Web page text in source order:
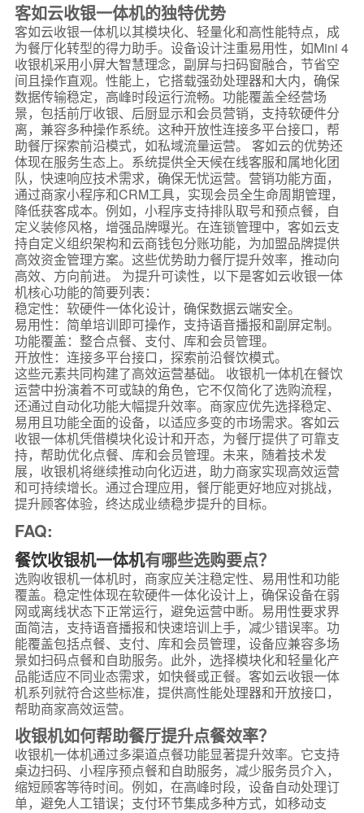
客如云收银一体机的独特优势
客如云收银一体机以其模块化、轻量化和高性能特点，成
为餐厅化转型的得力助手。设备设计注重易用性，如Mini 4
收银机采用小屏大智慧理念，副屏与扫码窗融合，节省空
间且操作直观。性能上，它搭载强劲处理器和大内，确保
数据传输稳定，高峰时段运行流畅。功能覆盖全经营场
景，包括前厅收银、后厨显示和会员营销，支持软硬件分
离，兼容多种操作系统。这种开放性连接多平台接口，帮
助餐厅探索前沿模式，如私域流量运营。 客如云的优势还
体现在服务生态上。系统提供全天候在线客服和属地化团
队，快速响应技术需求，确保无忧运营。营销功能方面，
通过商家小程序和CRM工具，实现会员全生命周期管理，
降低获客成本。例如，小程序支持排队取号和预点餐，自
定义装修风格，增强品牌曝光。在连锁管理中，客如云支
持自定义组织架构和云商钱包分账功能，为加盟品牌提供
高效资金管理方案。这些优势助力餐厅提升效率，推动向
高效、方向前进。 为提升可读性，以下是客如云收银一体
机核心功能的简要列表：
稳定性：软硬件一体化设计，确保数据云端安全。
易用性：简单培训即可操作，支持语音播报和副屏定制。
功能覆盖：整合点餐、支付、库和会员管理。
开放性：连接多平台接口，探索前沿餐饮模式。
这些元素共同构建了高效运营基础。 收银机一体机在餐饮
运营中扮演着不可或缺的角色，它不仅简化了选购流程，
还通过自动化功能大幅提升效率。商家应优先选择稳定、
易用且功能全面的设备，以适应多变的市场需求。客如云
收银一体机凭借模块化设计和开态，为餐厅提供了可靠支
持，帮助优化点餐、库和会员管理。未来，随着技术发
展，收银机将继续推动向化迈进，助力商家实现高效运营
和可持续增长。通过合理应用，餐厅能更好地应对挑战，
提升顾客体验，终达成业绩稳步提升的目标。
FAQ:
餐饮收银机一体机有哪些选购要点？
选购收银机一体机时，商家应关注稳定性、易用性和功能
覆盖。稳定性体现在软硬件一体化设计上，确保设备在弱
网或离线状态下正常运行，避免运营中断。易用性要求界
面简洁，支持语音播报和快速培训上手，减少错误率。功
能覆盖包括点餐、支付、库和会员管理，设备应兼容多场
景如扫码点餐和自助服务。此外，选择模块化和轻量化产
品能适应不同业态需求，如快餐或正餐。客如云收银一体
机系列就符合这些标准，提供高性能处理器和开放接口，
帮助商家高效运营。
收银机如何帮助餐厅提升点餐效率？
收银机一体机通过多渠道点餐功能显著提升效率。它支持
桌边扫码、小程序预点餐和自助服务，减少服务员介入，
缩短顾客等待时间。例如，在高峰时段，设备自动处理订
单，避免人工错误；支付环节集成多种方式，如移动支